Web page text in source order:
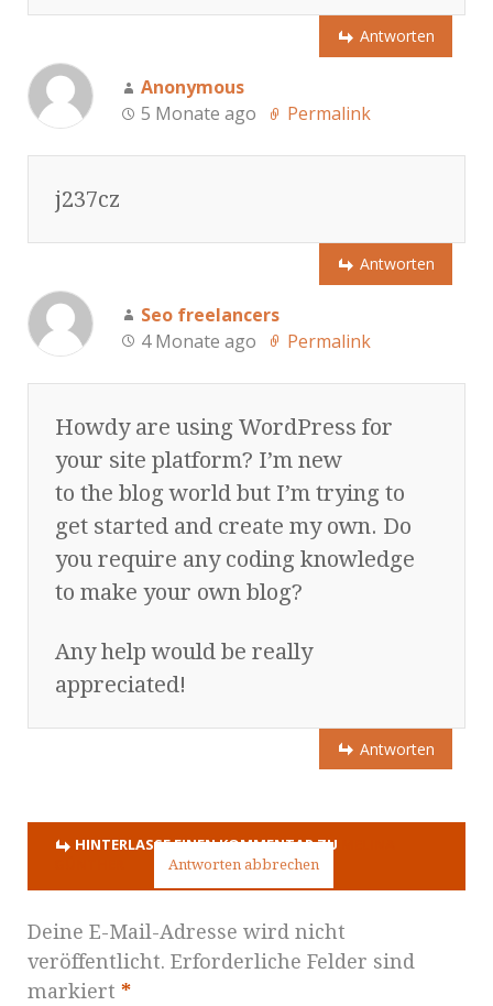
Antworten
Anonymous
5 Monate ago
Permalink
j237cz
Antworten
Seo freelancers
4 Monate ago
Permalink
Howdy are using WordPress for
your site platform? I’m new
to the blog world but I’m trying to
get started and create my own. Do
you require any coding knowledge
to make your own blog?
Any help would be really
appreciated!
Antworten
HINTERLASSE EINEN KOMMENTAR ZU
Antworten abbrechen
Deine E-Mail-Adresse wird nicht
veröffentlicht. Erforderliche Felder sind
markiert *